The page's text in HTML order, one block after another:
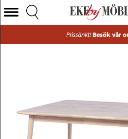
Odense matbord vitoljad ek 140x90 cm
Välj Kategori
Sängar
Förvaring
Prissänkt! Besök vår